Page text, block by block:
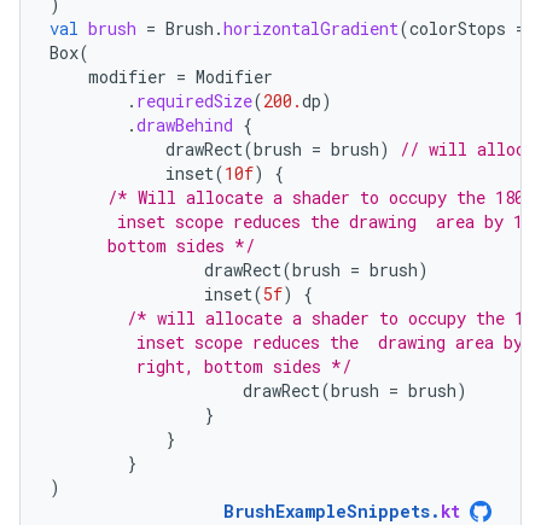
val brush = Brush .horizontalGradient(colorStops =
Box(
modifier = Modifier
. requiredSize(200.dp)
.drawBehind {
drawRect(brush = brush)
// will allocate
inset(10f)
{
/* Will allocate a shader to occupy the 180
inset scope reduces the drawing  area by
      bottom sides */
drawRect(brush = brush)
inset(5f)
{
/* will allocate a shader to occupy the
inset scope reduces the  drawing area by
         right, bottom sides */
drawRect(brush = brush)
}
}
}
)
BrushExampleSnippets. kt